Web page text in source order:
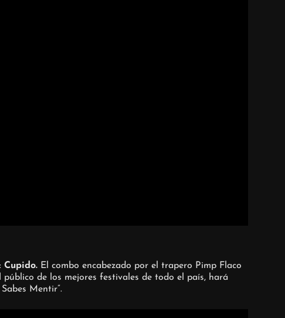
Cupido.El combo encabezado por el trapero Pimp Flaco
de los mejores festivales de todo el país, hará
Mentir”.